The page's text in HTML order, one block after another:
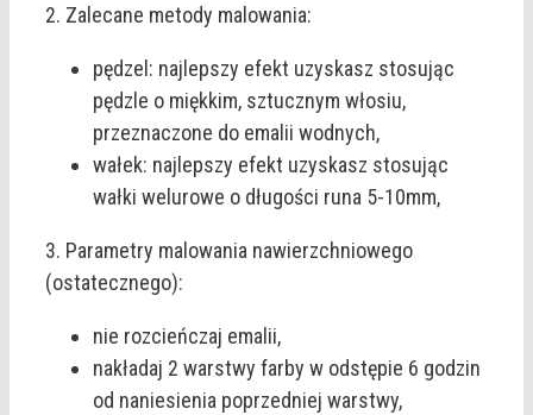
2. Zalecane metody malowania:
pędzel: najlepszy efekt uzyskasz stosując
pędzle o miękkim, sztucznym włosiu,
przeznaczone do emalii wodnych,
wałek: najlepszy efekt uzyskasz stosując
wałki welurowe o długości runa 5-10mm,
3. Parametry malowania nawierzchniowego
(ostatecznego):
nie rozcieńczaj emalii,
nakładaj 2 warstwy farby w odstępie 6 godzin
od naniesienia poprzedniej warstwy,